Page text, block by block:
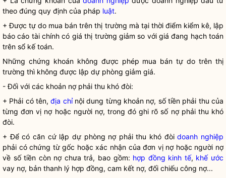
theo đúng quy định của pháp luật.
+ Được tự do mua bán trên thị trường mà tại thời điểm kiểm kê, lập
báo cáo tài chính có giá thị trường giảm so với giá đang hạch toán
trên sổ kế toán.
Những chứng khoán không được phép mua bán tự do trên thị
trường thì không được lập dự phòng giảm giá.
- Đối với các khoản nợ phải thu khó đòi:
+ Phải có tên,địa chỉnội dung từng khoản nợ, số tiền phải thu của
từng đơn vị nợ hoặc người nợ, trong đó ghi rõ số nợ phải thu khó
đòi.
+ Để có căn cứ lập dự phòng nợ phải thu khó đòidoanh nghiệp
phải có chứng từ gốc hoặc xác nhận của đơn vị nợ hoặc người nợ
về số tiền còn nợ chưa trả, bao gồm: hợp đồng kinh tế, khế ước
vay nợ, bản thanh lý hợp đồng, cam kết nợ, đối chiếu công nợ...